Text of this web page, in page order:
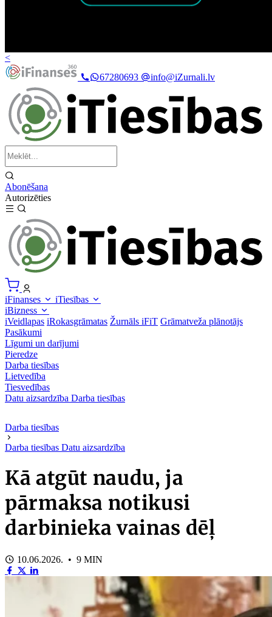
<
67280693
info@iZurnali.lv
Abonēšana
Autorizēties
iFinanses
iTiesības
iBizness
iVeidlapas iRokasgrāmatas Žurnāls iFiT Grāmatveža plānotājs
Pasākumi
Līgumi un darījumi
Pieredze
Darba tiesības
Lietvedība
Tiesvedības
Datu aizsardzība Darba tiesības
Darba tiesības
Darba tiesības Datu aizsardzība
Kā atgūt naudu, ja
pārmaksa notikusi
darbinieka vainas dēļ
10.06.2026. • 9 MIN